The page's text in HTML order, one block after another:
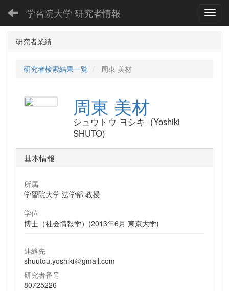
学習院大学 研究者情報
研究者業績
研究者検索結果一覧 周東 美材
周東 美材
シュウトウ ヨシキ (Yoshiki
SHUTO)
基本情報
所属
学習院大学 法学部 教授
学位
博士（社会情報学）(2013年6月 東京大学)
連絡先
shuutou.yoshiki
gmail.com
研究者番号
80725226